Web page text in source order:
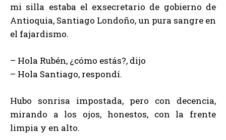
mi silla estaba el exsecretario de gobierno de
Antioquia, Santiago Londoño, un pura sangre en
el fajardismo.
– Hola Rubén, ¿cómo estás?, dijo
– Hola Santiago, respondí.
Hubo sonrisa impostada, pero con decencia,
mirando a los ojos, honestos, con la frente
limpia y en alto.